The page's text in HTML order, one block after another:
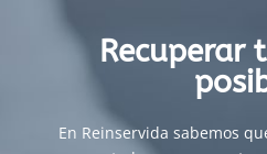
Recuperar
En Reinservida sabemos